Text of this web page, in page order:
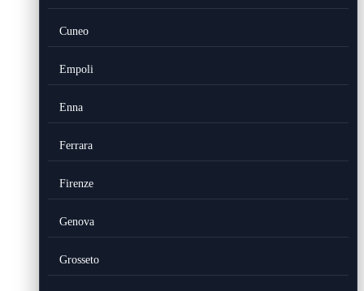
Cuneo
Empoli
Enna
Ferrara
Firenze
Genova
Grosseto